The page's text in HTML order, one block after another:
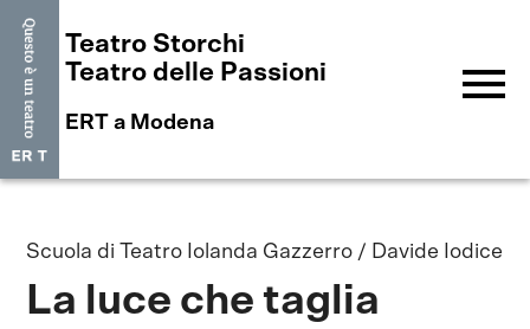
Teatro Storchi
Teatro delle Passioni
ERT a Modena
menu
Scuola di Teatro Iolanda Gazzerro / Davide Iodice
La luce che taglia